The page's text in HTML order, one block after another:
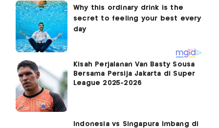
Kisah Perjalanan Van Basty Sousa
Bersama Persija Jakarta di Super
League 2025-2026
Indonesia vs Singapura Imbang di